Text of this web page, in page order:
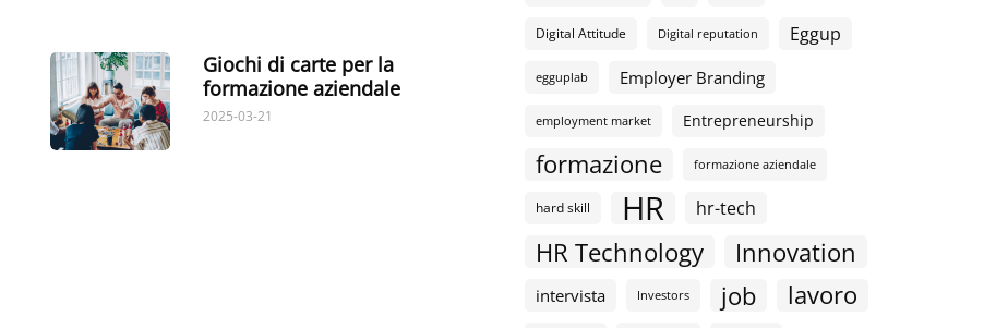
Giochi di carte per la
formazione aziendale
2025-03-21
Digital Attitude Digital reputation Eggup
egguplab Employer Branding
employment market Entrepreneurship
formazione formazione aziendale
hard skill HR hr-tech
HR Technology Innovation
intervista Investors job lavoro